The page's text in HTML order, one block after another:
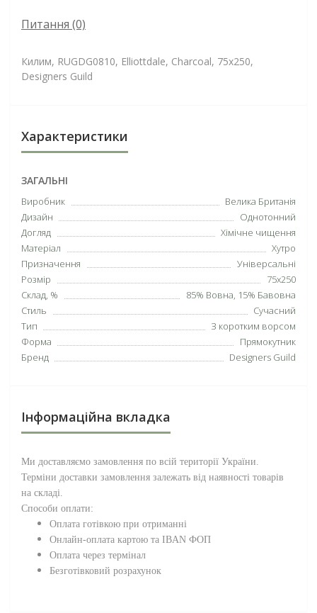
Питання (0)
Килим, RUGDG0810, Elliottdale, Charcoal, 75х250,
Designers Guild
Характеристики
ЗАГАЛЬНІ
Виробник
Велика Британія
Дизайн
Однотонний
Догляд
Хімічне чищення
Матеріал
Хутро
Призначення
Універсальні
Розмір
75х250
Склад, %
85% Вовна, 15% Бавовна
Стиль
Сучасний
Тип
З коротким ворсом
Форма
Прямокутник
Бренд
Designers Guild
Інформаційна вкладка
Ми доставляємо замовлення по всій території України.
Терміни доставки замовлення залежать від наявності товарів
на складі.
Способи оплати:
Оплата готівкою при отриманні
Онлайн-оплата картою та IBAN ФОП
Оплата через термінал
Безготівковий розрахунок